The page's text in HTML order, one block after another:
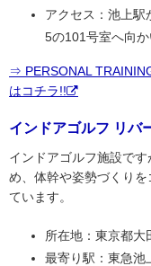
アクセス：池上駅
5の101号室へ向か
⇒ PERSONAL
はコチラ!!
インドアゴルフ リバ
インドアゴルフ施設で
め、体幹や姿勢づくり
ています。
所在地：東京都
最寄り駅：東急池